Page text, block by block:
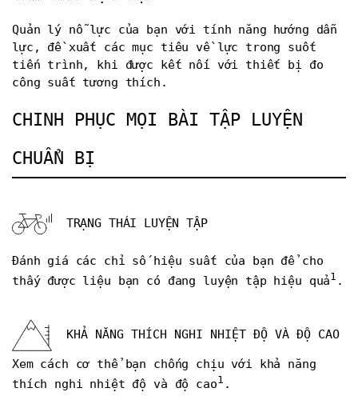
Quản lý nỗ lực của bạn với tính năng hướng dẫn
lực, đề xuất các mục tiêu về lực trong suốt
tiến trình, khi được kết nối với thiết bị đo
công suất tương thích.
CHINH PHỤC MỌI BÀI TẬP LUYỆN
CHUẨN BỊ
TRẠNG THÁI LUYỆN TẬP
Đánh giá các chỉ số hiệu suất của bạn để cho
thấy được liệu bạn có đang luyện tập hiệu quả1 .
KHẢ NĂNG THÍCH NGHI NHIỆT ĐỘ VÀ ĐỘ CAO
Xem cách cơ thể bạn chống chịu với khả năng
thích nghi nhiệt độ và độ cao1 .